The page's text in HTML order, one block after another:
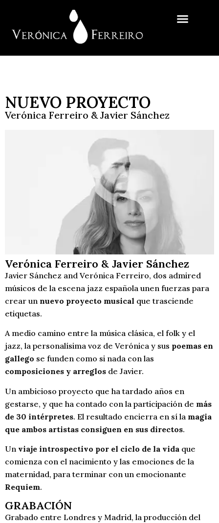
NUEVO PROYECTO
Verónica Ferreiro & Javier Sánchez
Verónica Ferreiro & Javier Sánchez
Javier Sánchez and Verónica Ferreiro, dos admired
músicos de la escena jazz española unen fuerzas para
crear un nuevo proyecto musical que trasciende
etiquetas.
A medio camino entre la música clásica, el folk y el
jazz, la personalísima voz de Verónica y sus poemas en
gallego se funden como si nada con las
composiciones y arreglos de Javier.
Un ambicioso proyecto que ha tardado años en
gestarse, y que ha contado con la participación de más
de 30 intérpretes. El resultado encierra en sí la magia
que ambos artistas consiguen en sus directos.
Un viaje introspectivo por el ciclo de la vida que
comienza con el nacimiento y las emociones de la
maternidad, para terminar con un emocionante
Requiem.
GRABACIÓN
Grabado entre Londres y Madrid, la producción del